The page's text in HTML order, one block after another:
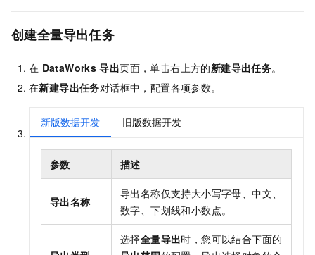
创建全量导出任务
在 DataWorks 导出页面，单击右上方的新建导出任务。
在新建导出任务对话框中，配置各项参数。
新版数据开发 旧版数据开发
参数 描述
导出名称
导出名称仅支持大小写字母、中文、
数字、下划线和小数点。
选择全量导出时，您可以结合下面的